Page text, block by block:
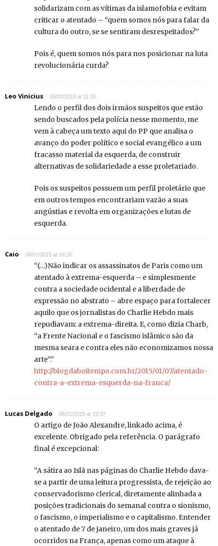
solidarizam com as vítimas da islamofobia e evitam
criticar o atentado – “quem somos nós para falar da
cultura do outro, se se sentiram desrespeitados?”
Pois é, quem somos nós para nos posicionar na luta
revolucionária curda?
Leo Vinicius 08/01/2015 at 11:35
Lendo o perfil dos dois irmãos suspeitos que estão
sendo buscados pela polícia nesse momento, me
vem à cabeça um texto aqui do PP que analisa o
avanço do poder político e social evangélico a um
fracasso material da esquerda, de construir
alternativas de solidariedade a esse proletariado.
Pois os suspeitos possuem um perfil proletário que
em outros tempos encontrariam vazão a suas
angústias e revolta em organizações e lutas de
esquerda.
Caio 08/01/2015 at 16:26
“(…)Não indicar os assassinatos de Paris como um
atentado à extrema-esquerda – e simplesmente
contra a sociedade ocidental e a liberdade de
expressão no abstrato – abre espaço para fortalecer
aquilo que os jornalistas do Charlie Hebdo mais
repudiavam: a extrema-direita. E, como dizia Charb,
“a Frente Nacional e o fascismo islâmico são da
mesma seara e contra eles não economizamos nossa
arte”.”
http://blogdaboitempo.com.br/2015/01/07/atentado-
contra-a-extrema-esquerda-na-franca/
Lucas Delgado 08/01/2015 at 19:37
O artigo de João Alexandre, linkado acima, é
excelente. Obrigado pela referência. O parágrafo
final é excepcional:
“A sátira ao Islã nas páginas do Charlie Hebdo dava-
se a partir de uma leitura progressista, de rejeição ao
conservadorismo clerical, diretamente alinhada a
posições tradicionais do semanal contra o sionismo,
o fascismo, o imperialismo e o capitalismo. Entender
o atentado de 7 de janeiro, um dos mais graves já
ocorridos na França, apenas como um ataque à